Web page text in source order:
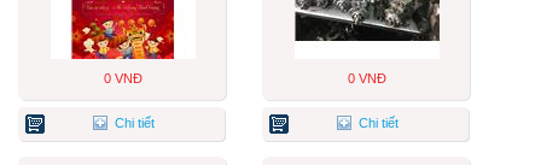
0 VNĐ
Chi tiết
0 VNĐ
Chi tiết